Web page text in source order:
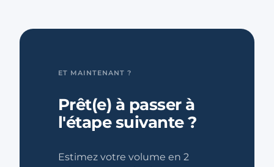
ET MAINTENANT ?
Prêt(e) à passer à
l'étape suivante ?
Estimez votre volume en 2